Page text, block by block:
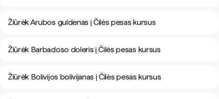
Žiūrėk Arubos guldenas į Čilės pesas kursus
Žiūrėk Barbadoso doleris į Čilės pesas kursus
Žiūrėk Bolivijos bolivijanas į Čilės pesas kursus